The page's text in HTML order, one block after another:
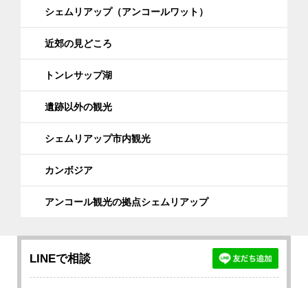
シェムリアップ（アンコールワット）
近郊の見どころ
トンレサップ湖
遺跡以外の観光
シェムリアップ市内観光
カンボジア
アンコール観光の拠点シェムリアップ
LINEで相談